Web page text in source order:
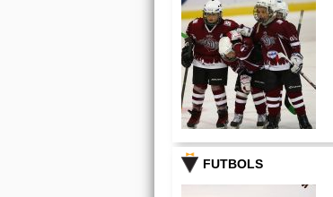
FUTBOLS